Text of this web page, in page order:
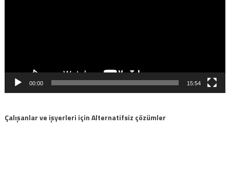
00:00 15:54
Çalışanlar ve işyerleri için Alternatifsiz çözümler